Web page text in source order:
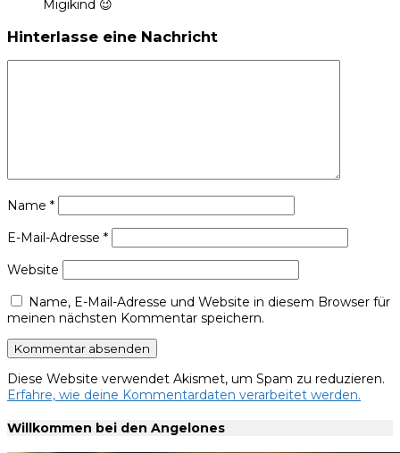
Migikind 😉
Hinterlasse eine Nachricht
Name *
E-Mail-Adresse *
Website
Name, E-Mail-Adresse und Website in diesem Browser für
meinen nächsten Kommentar speichern.
Diese Website verwendet Akismet, um Spam zu reduzieren.
Erfahre, wie deine Kommentardaten verarbeitet werden.
Willkommen bei den Angelones